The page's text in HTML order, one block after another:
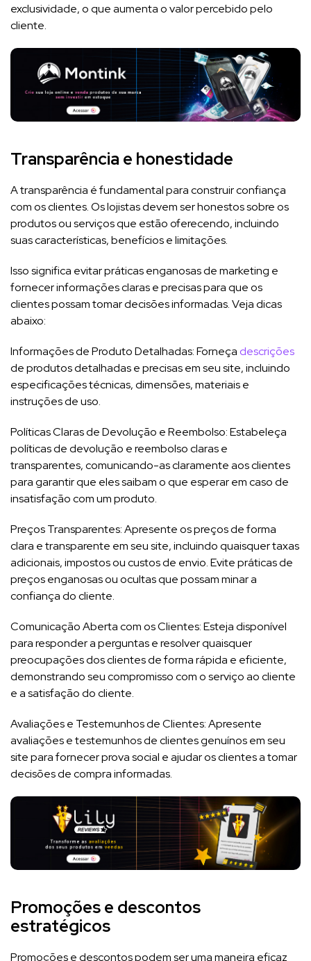
exclusividade, o que aumenta o valor percebido pelo
cliente.
Transparência e honestidade
A transparência é fundamental para construir confiança
com os clientes. Os lojistas devem ser honestos sobre os
produtos ou serviços que estão oferecendo, incluindo
suas características, benefícios e limitações.
Isso significa evitar práticas enganosas de marketing e
fornecer informações claras e precisas para que os
clientes possam tomar decisões informadas. Veja dicas
abaixo:
Informações de Produto Detalhadas: Forneça descrições
de produtos detalhadas e precisas em seu site, incluindo
especificações técnicas, dimensões, materiais e
instruções de uso.
Políticas Claras de Devolução e Reembolso: Estabeleça
políticas de devolução e reembolso claras e
transparentes, comunicando-as claramente aos clientes
para garantir que eles saibam o que esperar em caso de
insatisfação com um produto.
Preços Transparentes: Apresente os preços de forma
clara e transparente em seu site, incluindo quaisquer taxas
adicionais, impostos ou custos de envio. Evite práticas de
preços enganosas ou ocultas que possam minar a
confiança do cliente.
Comunicação Aberta com os Clientes: Esteja disponível
para responder a perguntas e resolver quaisquer
preocupações dos clientes de forma rápida e eficiente,
demonstrando seu compromisso com o serviço ao cliente
e a satisfação do cliente.
Avaliações e Testemunhos de Clientes: Apresente
avaliações e testemunhos de clientes genuínos em seu
site para fornecer prova social e ajudar os clientes a tomar
decisões de compra informadas.
Promoções e descontos
estratégicos
Promoções e descontos podem ser uma maneira eficaz